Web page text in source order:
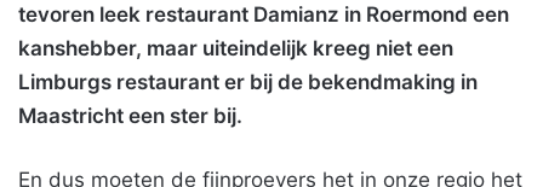
tevoren leek restaurant Damianz in Roermond een
kanshebber, maar uiteindelijk kreeg niet een
Limburgs restaurant er bij de bekendmaking in
Maastricht een ster bij.
En dus moeten de fijnproevers het in onze regio het